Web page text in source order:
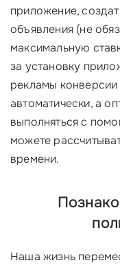
приложение,
объявления (не
максимальную
за установку
рекламы конверсии
автоматически, а
выполняться с
можете
времени.
Наша жизнь